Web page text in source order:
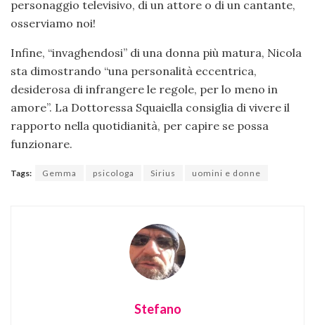
personaggio televisivo, di un attore o di un cantante,
osserviamo noi!
Infine, “invaghendosi” di una donna più matura, Nicola
sta dimostrando “una personalità eccentrica,
desiderosa di infrangere le regole, per lo meno in
amore”. La Dottoressa Squaiella consiglia di vivere il
rapporto nella quotidianità, per capire se possa
funzionare.
Tags: Gemma psicologa Sirius uomini e donne
Stefano